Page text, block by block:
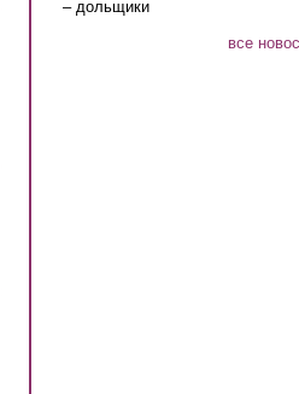
– дольщики
все